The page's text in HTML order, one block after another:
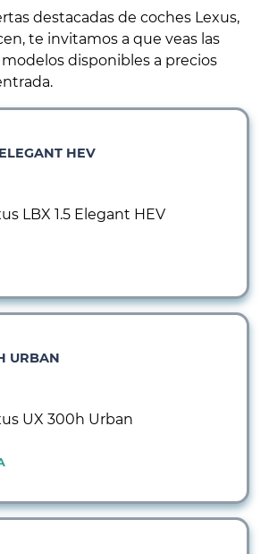
destacadas de coches Lexus,
te invitamos a que veas las
disponibles a precios
HEV
URBAN